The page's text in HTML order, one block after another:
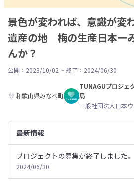
景色が変われば、意識が
遺産の地 梅の生産日本一
んか？
公開：2023/10/02 ~ 終了：2024/06/30
和歌山県みなべ町
TUNAGUプロジェ
局
一般社団法人日本
最新情報
プロジェクトの募集が終了しました。
2024/06/30